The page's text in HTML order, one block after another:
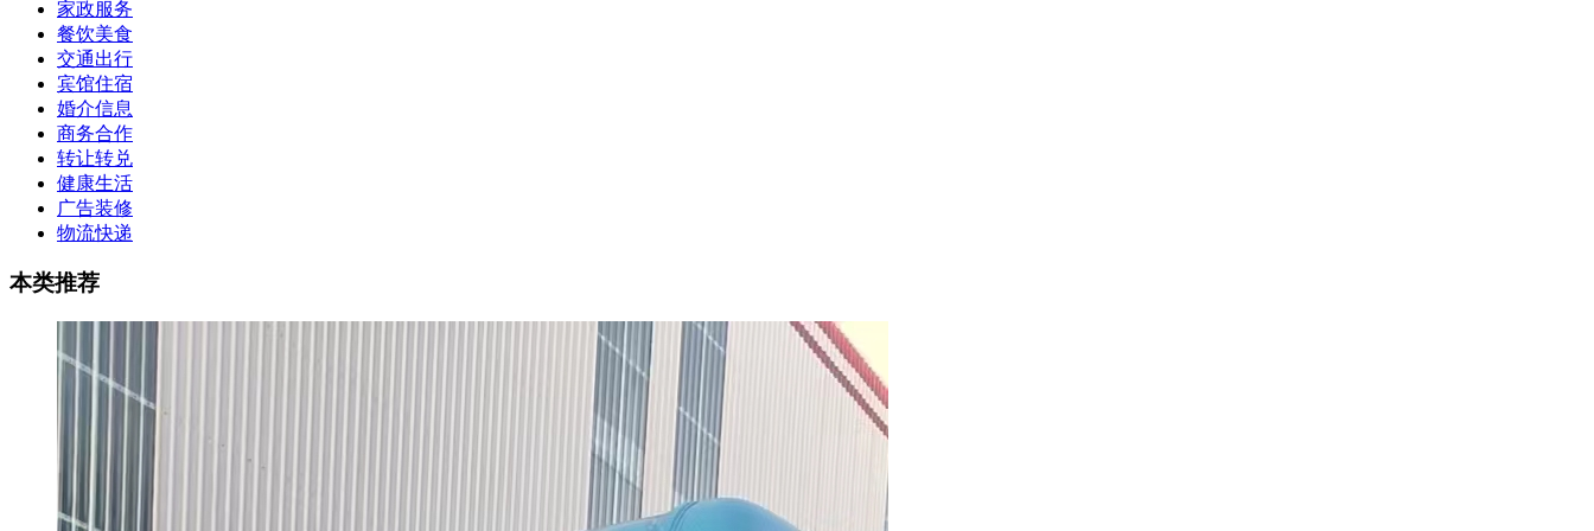
家政服务
餐饮美食
交通出行
宾馆住宿
婚介信息
商务合作
转让转兑
健康生活
广告装修
物流快递
本类推荐